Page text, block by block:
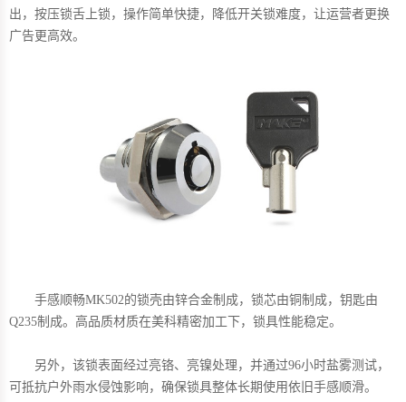
出，按压锁舌上锁，操作简单快捷，降低开关锁难度，让运营者更换
广告更高效。
手感顺畅MK502的锁壳由锌合金制成，锁芯由铜制成，钥匙由
Q235制成。高品质材质在美科精密加工下，锁具性能稳定。
另外，该锁表面经过亮铬、亮镍处理，并通过96小时盐雾测试，
可抵抗户外雨水侵蚀影响，确保锁具整体长期使用依旧手感顺滑。